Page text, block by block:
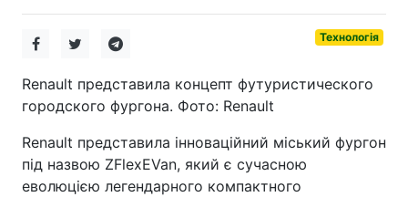
Технологія
Renault представила концепт футуристического
городского фургона. Фото: Renault
Renault представила інноваційний міський фургон
під назвою ZFlexEVan, який є сучасною
еволюцією легендарного компактного